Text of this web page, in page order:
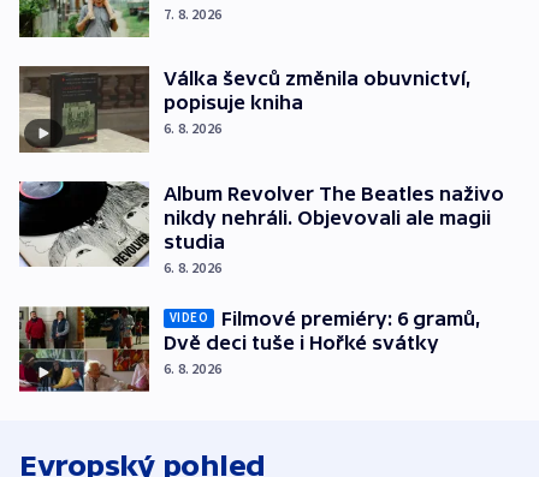
7. 8. 2026
Válka ševců změnila obuvnictví,
popisuje kniha
6. 8. 2026
Album Revolver The Beatles naživo
nikdy nehráli. Objevovali ale magii
studia
6. 8. 2026
VIDEO
Filmové premiéry: 6 gramů,
Dvě deci tuše i Hořké svátky
6. 8. 2026
Evropský pohled